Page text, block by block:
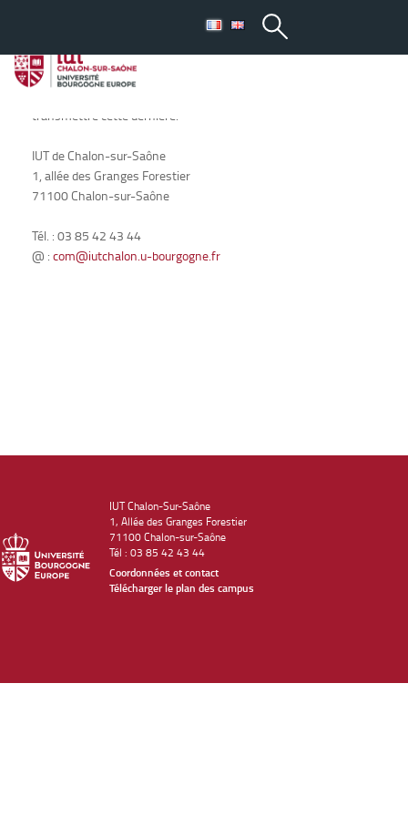
Proposer un emploi
Nous restons en contact avec nos étudiants diplômés au travers
d’une newsletter emploi. Si vous avez une offre d’emploi
transmettre cette dernière.
IUT de Chalon-sur-Saône
1, allée des Granges Forestier
71100 Chalon-sur-Saône
Tél. : 03 85 42 43 44
@ : com@iutchalon.u-bourgogne.fr
IUT Chalon-Sur-Saône
1, Allée des Granges Forestier
71100 Chalon-sur-Saône
Tél : 03 85 42 43 44
Coordonnées et contact
Télécharger le plan des campus